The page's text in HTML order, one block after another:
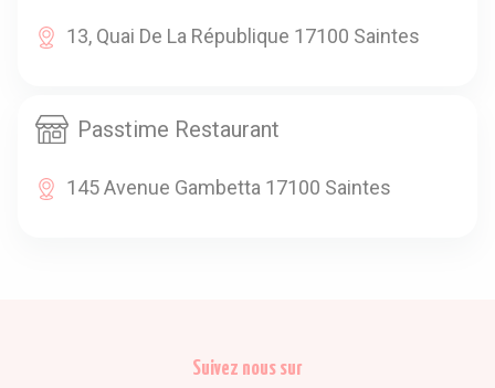
13, Quai De La République 17100 Saintes
Passtime Restaurant
145 Avenue Gambetta 17100 Saintes
Suivez nous sur